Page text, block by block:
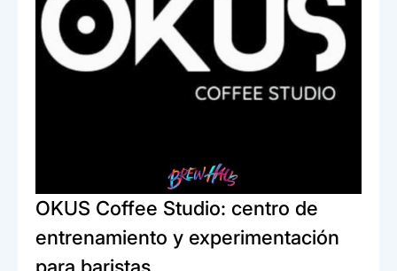
OKUS Coffee Studio: centro de
entrenamiento y experimentación